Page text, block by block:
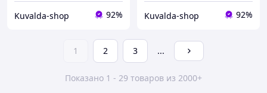
Kuvalda-shop 92% Kuvalda-shop 92%
1 2 3 ...
Показано 1 - 29 товаров из 2000+